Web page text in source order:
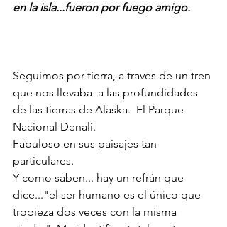
en la isla...fueron por fuego amigo.
Seguimos por tierra, a través de un tren
que nos llevaba  a las profundidades
de las tierras de Alaska.  El Parque
Nacional Denali.
Fabuloso en sus paisajes tan
particulares.
Y como saben... hay un refrán que
dice..."el ser humano es el único que
tropieza dos veces con la misma